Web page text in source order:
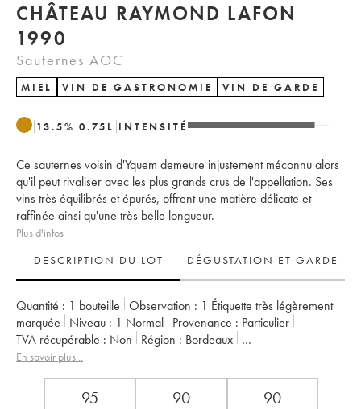
CHÂTEAU RAYMOND LAFON
1990
Sauternes AOC
MIEL VIN DE GASTRONOMIE VIN DE GARDE
13.5% 0.75 L INTENSITÉ
Ce sauternes voisin d'Yquem demeure injustement méconnu alors
qu'il peut rivaliser avec les plus grands crus de l'appellation. Ses
vins très équilibrés et épurés, offrent une matière délicate et
raffinée ainsi qu'une très belle longueur.
Plus d'infos
DESCRIPTION DU LOT
DÉGUSTATION ET GARDE
Quantité : 1 bouteille Observation : 1 Étiquette très légèrement
marquée
Niveau : 1 Normal Provenance : particulier
TVA récupérable :
non Région :
Bordeaux
Appellation :
En savoir plus...
95 90 90